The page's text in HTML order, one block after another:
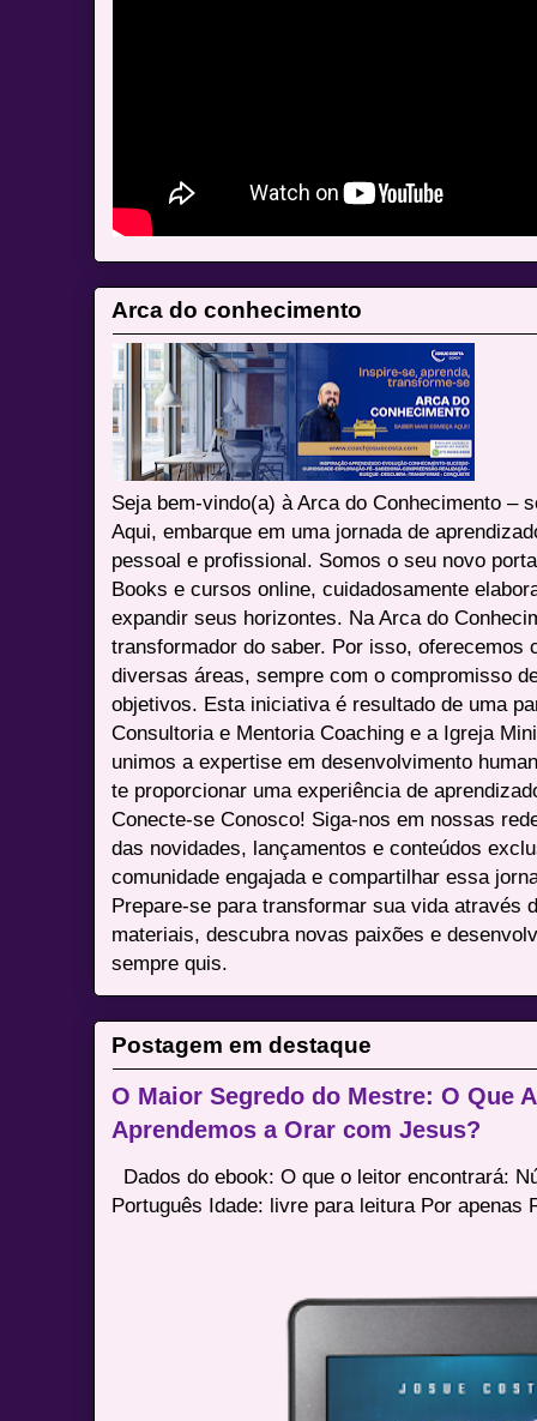
Arca do conhecimento
Seja bem-vindo(a) à Arca do Conhecimento –
Aqui, embarque em uma jornada de
pessoal e profissional. Somos o seu novo
Books e cursos online, cuidadosamente
expandir seus horizontes. Na Arca do
transformador do saber. Por isso, oferecemos
diversas áreas, sempre com o compromisso
objetivos. Esta iniciativa é resultado de uma
Consultoria e Mentoria Coaching e a Igreja
unimos a expertise em desenvolvimento
te proporcionar uma experiência de
Conecte-se Conosco! Siga-nos em nossas
das novidades, lançamentos e conteúdos
comunidade engajada e compartilhar essa
Prepare-se para transformar sua vida através
materiais, descubra novas paixões e
sempre quis.
Postagem em destaque
O Maior Segredo do Mestre: O Que
Aprendemos a Orar com Jesus?
Dados do ebook: O que o leitor encontrará:
Português Idade: livre para leitura Por apenas